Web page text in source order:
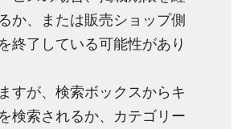
か、または販売ショップ側
終了している可能性があり
すが、検索ボックスからキ
検索されるか、カテゴリー